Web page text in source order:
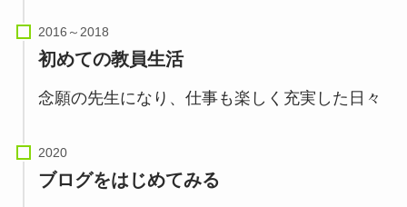
初めての教員生活
念願の先生になり、仕事も楽しく充実した日々
ブログをはじめてみる